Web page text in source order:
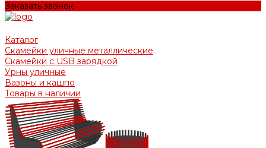
Заказать звонок
Каталог
Скамейки уличные металлические
Скамейки с USB зарядкой
Урны уличные
Вазоны и кашпо
Товары в наличии